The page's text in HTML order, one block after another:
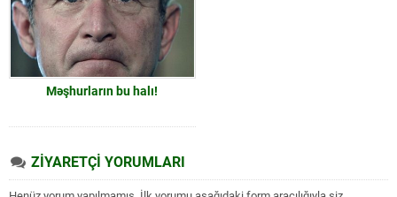
Məşhurların bu halı!
ZİYARETÇİ YORUMLARI